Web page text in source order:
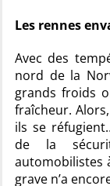
Les rennes
Avec des
nord de la
grands froids
fraîcheur.
ils se
de la
automobilistes
grave n’a